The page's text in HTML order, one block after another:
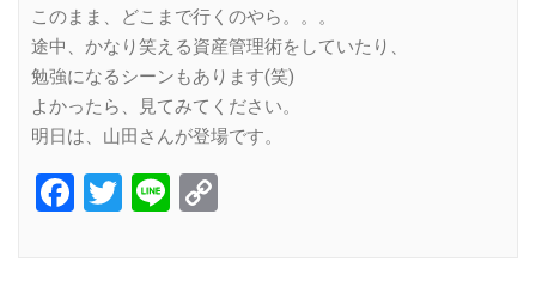
このまま、どこまで行くのやら。。。
途中、かなり笑える資産管理術をしていたり、
勉強になるシーンもあります(笑)
よかったら、見てみてください。
明日は、山田さんが登場です。
Facebook
Twitter
Line